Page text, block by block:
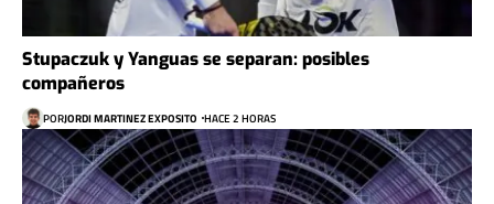
Stupaczuk y Yanguas se separan: posibles
compañeros
PORJORDI MARTINEZ EXPOSITO HACE 2 HORAS